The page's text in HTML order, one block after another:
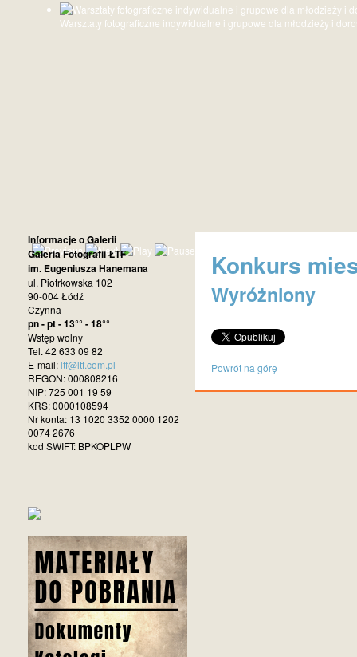
Warsztaty fotograficzne indywidualne i grupowe dla młodzieży i
Konkurs
Wyróżniony
Powrót na górę
Informacje o Galerii
Galeria Fotografii ŁTF
im. Eugeniusza Hanemana
ul. Piotrkowska 102
90-004 Łódź
Czynna
pn - pt - 13°° - 18°°
Wstęp wolny
Tel. 42 633 09 82
E-mail:ltf@ltf.com.pl
REGON: 000808216
NIP: 725 001 19 59
KRS: 0000108594
Nr konta: 13 1020 3352 0000 1202
0074 2676
kod SWIFT: BPKOPLPW